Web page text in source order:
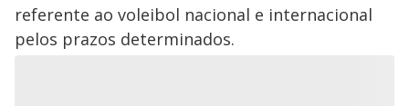
referente ao voleibol nacional e internacional
pelos prazos determinados.